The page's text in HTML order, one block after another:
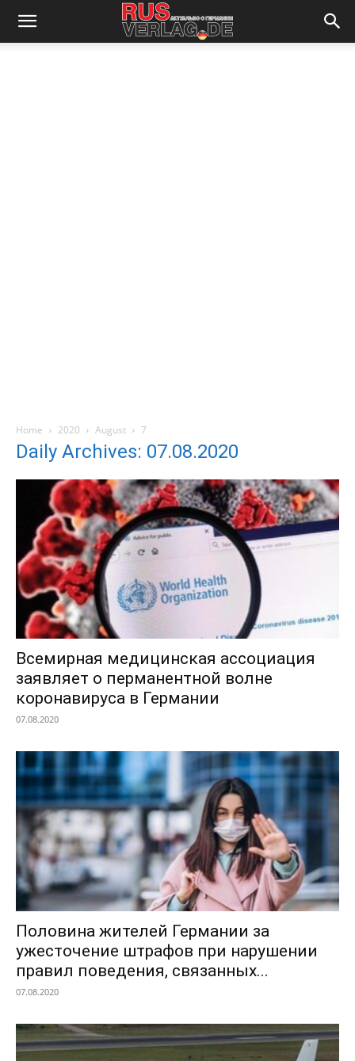
Home 2020 August 7
Daily Archives: 07.08.2020
Всемирная медицинская ассоциация
заявляет о перманентной волне
коронавируса в Германии
07.08.2020
Половина жителей Германии за
ужесточение штрафов при нарушении
правил поведения, связанных...
07.08.2020